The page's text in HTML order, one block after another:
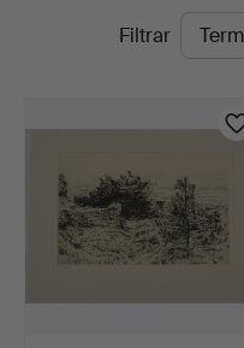
Bokauktioner
SubastasFiltrar